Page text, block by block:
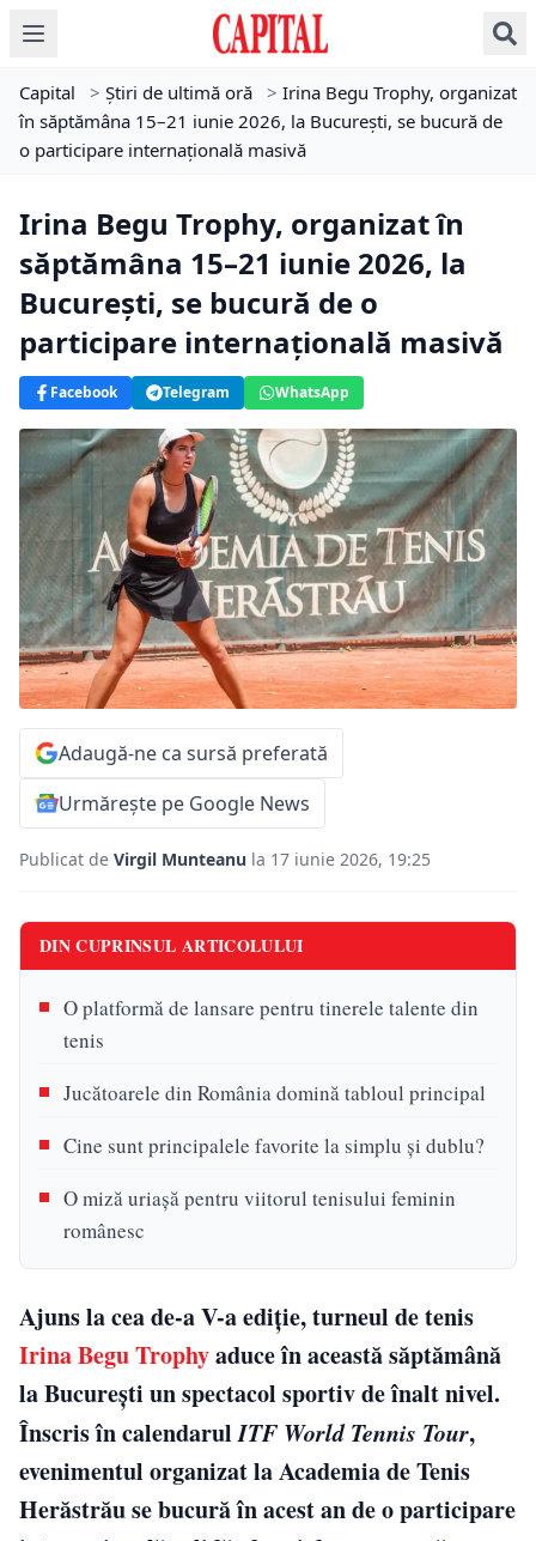
Capital > Știri de ultimă oră > Irina Begu Trophy, organizat
în săptămâna 15–21 iunie 2026, la București, se bucură de
o participare internațională masivă
Irina Begu Trophy, organizat în
săptămâna 15–21 iunie 2026, la
București, se bucură de o
participare internațională masivă
Facebook Telegram WhatsApp
Adaugă-ne ca sursă preferată
Urmărește pe Google News
Publicat de Virgil Munteanu la 17 iunie 2026, 19:25
DIN CUPRINSUL ARTICOLULUI
O platformă de lansare pentru tinerele talente din
tenis
Jucătoarele din România domină tabloul principal
Cine sunt principalele favorite la simplu și dublu?
O miză uriașă pentru viitorul tenisului feminin
românesc
Ajuns la cea de-a V-a ediție, turneul de tenis
Irina Begu Trophyaduce în această săptămână
la București un spectacol sportiv de înalt nivel.
Înscris în calendarulITF World Tennis Tour,
evenimentul organizat la Academia de Tenis
Herăstrău se bucură în acest an de o participare